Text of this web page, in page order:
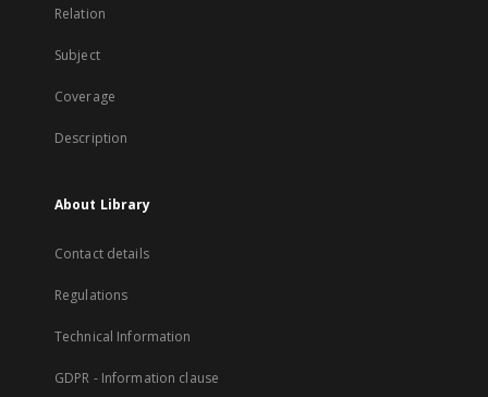
Relation
Subject
Coverage
Description
About Library
Contact details
Regulations
Technical Information
GDPR - Information clause